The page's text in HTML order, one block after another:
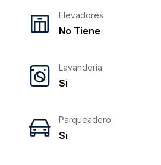
Elevadores
No Tiene
Lavanderia
Si
Parqueadero
Si